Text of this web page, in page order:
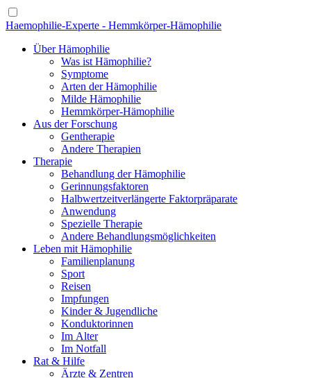
Haemophilie-Experte - Hemmkörper-Hämophilie
Über Hämophilie
Was ist Hämophilie?
Symptome
Arten der Hämophilie
Milde Hämophilie
Hemmkörper-Hämophilie
Aus der Forschung
Gentherapie
Andere Therapien
Therapie
Behandlung der Hämophilie
Gerinnungsfaktoren
Halbwertzeitverlängerte Faktorpräparate
Anwendung
Spezielle Therapie
Andere Behandlungsmöglichkeiten
Leben mit Hämophilie
Familienplanung
Sport
Reisen
Impfungen
Kinder & Jugendliche
Konduktorinnen
Im Alter
Im Notfall
Rat & Hilfe
Ärzte & Zentren